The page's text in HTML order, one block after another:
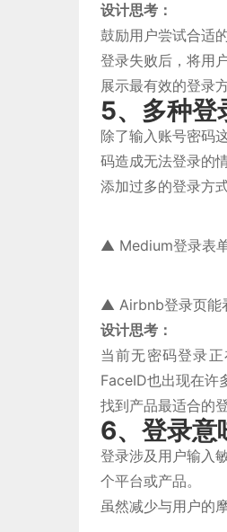
设计思考：
鼓励用户尝试合适
登录失败后，将用
展示最有效的登录
5、多种登
除了输入账号密码
码造成无法登录的情
添加过多的登录方
▲ Medium登录表
▲ Airbnb登录页能
设计思考：
当前无密码登录
FaceID也出现在许
找到产品最适合的
6、登录意
登录涉及用户输入
个平台或产品。
虽然减少与用户的